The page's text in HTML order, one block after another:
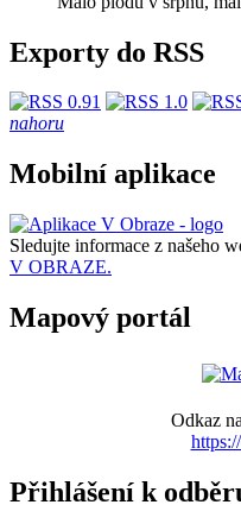
Exporty do RSS
nahoru
Mobilní aplikace
Sledujte informace z našeho
V OBRAZE.
Mapový portál
Odkaz
Přihlášení k